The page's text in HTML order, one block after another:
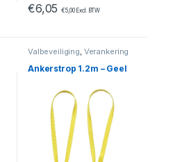
€6,05 €5,00Excl. BTW
Valbeveiliging Verankering
Ankerstrop 1.2m – Geel